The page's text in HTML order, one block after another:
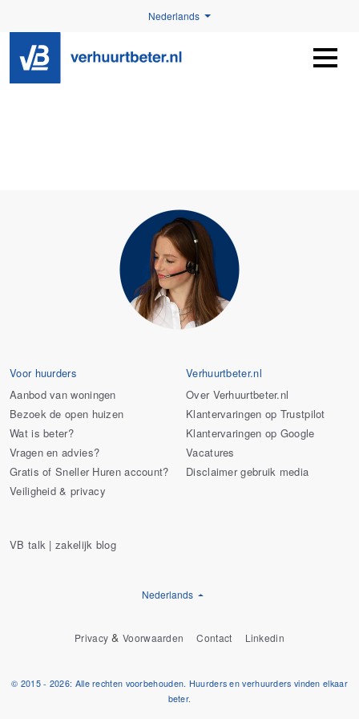
Nederlands
Voor huurders
Aanbod van woningen
Bezoek de open huizen
Wat is beter?
Vragen en advies?
Gratis of Sneller Huren account?
Veiligheid & privacy
Verhuurtbeter.nl
Over Verhuurtbeter.nl
Klantervaringen op Trustpilot
Klantervaringen op Google
Vacatures
Disclaimer gebruik media
VB talk | zakelijk blog
Nederlands
Privacy &Voorwaarden Contact Linkedin
© 2015 - 2026: Alle rechten voorbehouden. Huurders en verhuurders vinden elkaar
beter.